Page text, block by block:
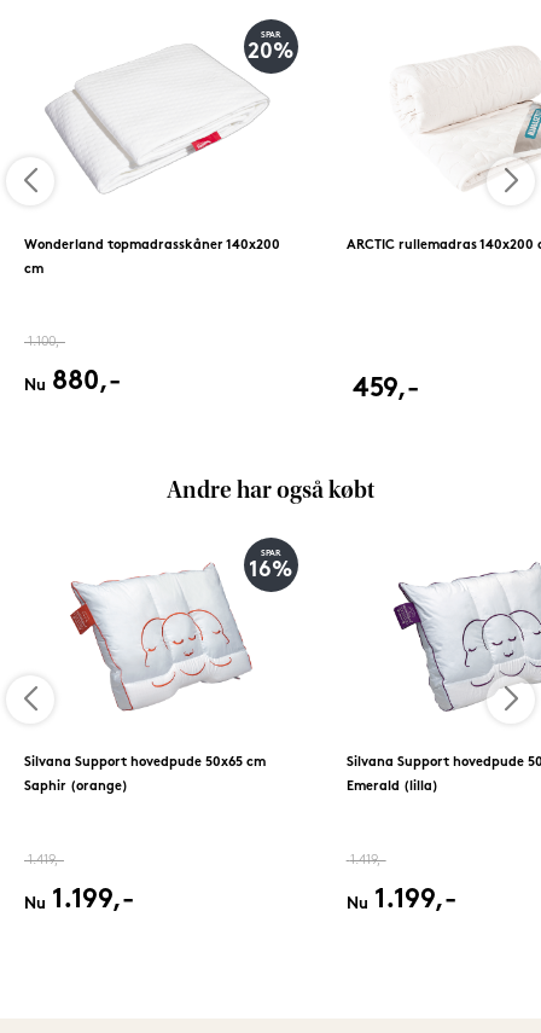
SPAR
20%
Wonderland topmadrasskåner 140x200
cm
1.100,-
Nu 880,-
ARCTIC rullemadras 140x200
459,-
Andre har også købt
SPAR
16%
Silvana Support hovedpude 50x65 cm
Saphir (orange)
1.419,-
Nu 1.199,-
Silvana Support hovedpude
Emerald (lilla)
1.419,-
Nu 1.199,-